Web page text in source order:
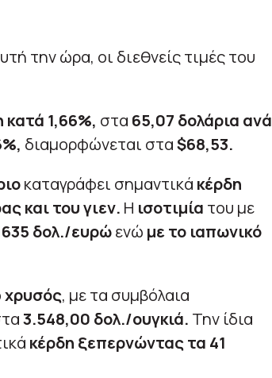
την ώρα, οι διεθνείς τιμές του
κατά 1,66%, στα 65,07 δολάρια ανά
διαμορφώνεται στα$68,53.
καταγράφει σημαντικά κέρδη
και του γιεν. Η ισοτιμία του με
δολ./ευρώενώ με το ιαπωνικό
χρυσός, με τα συμβόλαια
3.548,00 δολ./ουγκιά. Την ίδια
κέρδη ξεπερνώντας τα 41